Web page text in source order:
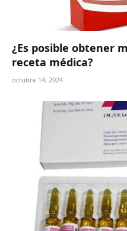
¿Es posible obtener
receta médica?
octubre 14, 2024